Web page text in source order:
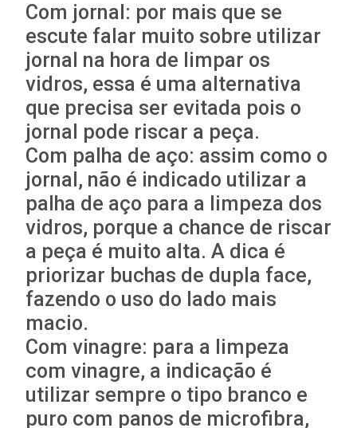
Com jornal: por mais que se
escute falar muito sobre utilizar
jornal na hora de limpar os
vidros, essa é uma alternativa
que precisa ser evitada pois o
jornal pode riscar a peça.
Com palha de aço: assim como o
jornal, não é indicado utilizar a
palha de aço para a limpeza dos
vidros, porque a chance de riscar
a peça é muito alta. A dica é
priorizar buchas de dupla face,
fazendo o uso do lado mais
macio.
Com vinagre: para a limpeza
com vinagre, a indicação é
utilizar sempre o tipo branco e
puro com panos de microfibra,